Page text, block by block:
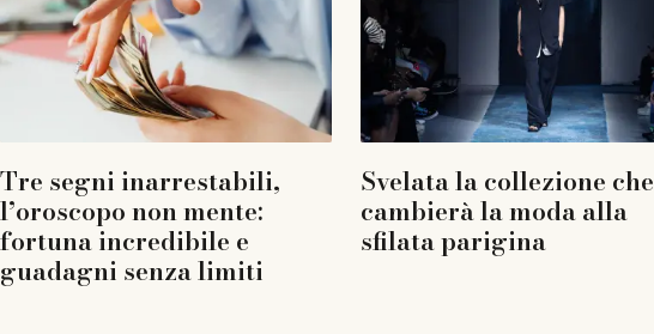
Tre segni inarrestabili,
l’oroscopo non mente:
fortuna incredibile e
guadagni senza limiti
Svelata la collezione che
cambierà la moda alla
sfilata parigina